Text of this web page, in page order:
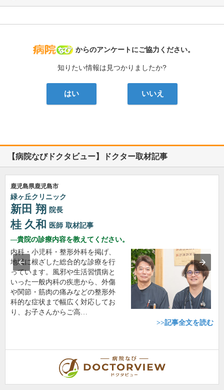
病院なび
からのアンケートにご協力ください。
知りたい情報は見つかりましたか?
はい いいえ
【病院なびドクタビュー】ドクター取材記事
鹿児島県鹿児島市
緑ヶ丘クリニック
新田 翔 院長
桂 久和 医師 取材記事
貴院の診療内容を教えてください。
内科・小児科・整形外科を掲げ、
地域に根ざした総合的な診療を行
っています。風邪や生活習慣病と
いった一般内科の疾患から、外傷
や関節・筋肉の痛みなどの整形外
科的な症状まで幅広く対応してお
り、お子さんからご高…
>>記事全文を読む